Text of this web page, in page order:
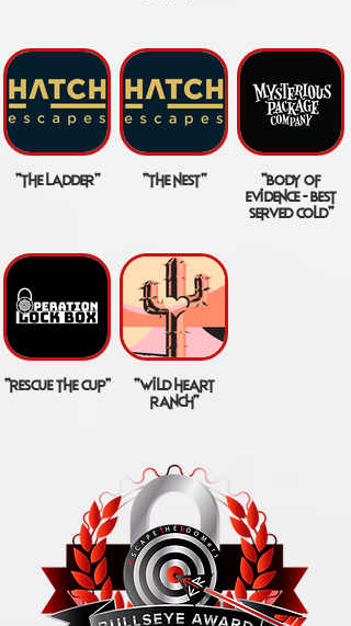
"the ladder" "the nest"
"body of
evidence - best
served cold"
"rescue the cup"
"wild heart
ranch"